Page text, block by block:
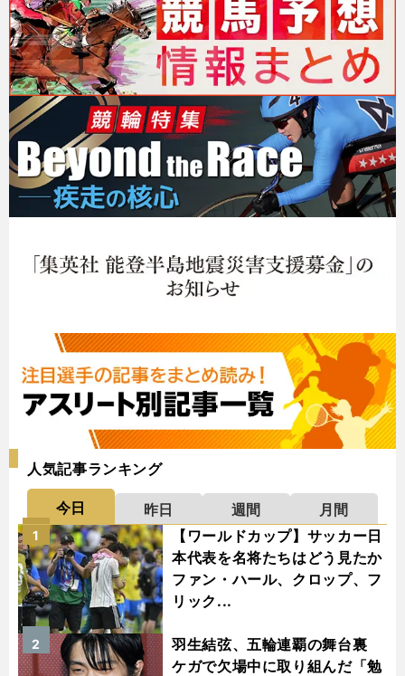
人気記事ランキング
今日 昨日 週間
月間
【ワールドカップ】サッカー日
本代表を名将たちはどう見たか
ファン・ハール、クロップ、フ
リック...
1
羽生結弦、五輪連覇の舞台裏
ケガで欠場中に取り組んだ「勉
2